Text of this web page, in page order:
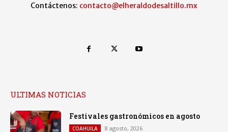
Contáctenos: contacto@elheraldodesaltillo.mx
ULTIMAS NOTICIAS
Festivales gastronómicos en agosto
COAHUILA 8 agosto, 2026